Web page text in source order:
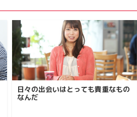
日々の出会いはとっても貴重なもの
なんだ